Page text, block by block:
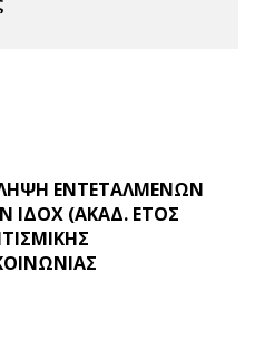
ΕΝΤΕΤΑΛΜΕΝΩΝ
(ΑΚΑΔ. ΕΤΟΣ